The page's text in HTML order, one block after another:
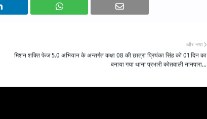
और नया
मिशन शक्ति फेज 5.0 अभियान के अन्तर्गत कक्षा 08 की छात्रा प्रियंका सिंह को 01 दिन का
बनाया गया थाना प्रभारी कोतवाली नानपारा...